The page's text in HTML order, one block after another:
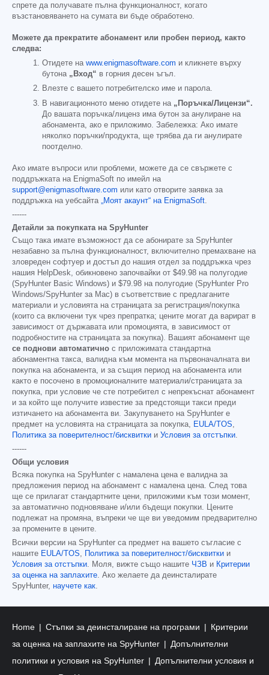
спрете да получавате пълна функционалност, когато
възстановяването на сумата ви бъде обработено.
Можете да прекратите абонамент или пробен период, както
следва:
Отидете на www.enigmasoftware.com и кликнете върху
бутона „Вход“ в горния десен ъгъл.
Влезте с вашето потребителско име и парола.
В навигационното меню отидете на „Поръчка/Лицензи“.
До вашата поръчка/лиценз има бутон за анулиране на
абонамента, ако е приложимо. Забележка: Ако имате
няколко поръчки/продукта, ще трябва да ги анулирате
поотделно.
Ако имате въпроси или проблеми, можете да се свържете с
поддръжката на EnigmaSoft по имейл на
support@enigmasoftware.com или като отворите заявка за
поддръжка на уебсайта
„Моят акаунт“ на EnigmaSoft
------
Детайли за покупката на SpyHunter
Също така имате възможност да се абонирате за SpyHunter
незабавно за пълна функционалност, включително премахване на
зловреден софтуер и достъп до нашия отдел за поддръжка чрез
нашия HelpDesk, обикновено започвайки от $49.98 на полугодие
(SpyHunter Basic Windows) и $79.98 на полугодие (SpyHunter Pro
Windows/SpyHunter за Mac) в съответствие с предлаганите
материали и условията на страницата за регистрация/покупка
(които са включени тук чрез препратка; цените могат да варират в
зависимост от държавата или промоцията, в зависимост от
подробностите на страницата за покупка). Вашият абонамент ще
се поднови автоматично с приложимата стандартна
абонаментна такса, валидна към момента на първоначалната ви
покупка на абонамента, и за същия период на абонамента или
както е посочено в промоционалните материали/страницата за
покупка, при условие че сте потребител с непрекъснат абонамент
и за който ще получите известие за предстоящи такси преди
изтичането на абонамента ви. Закупуването на SpyHunter е
предмет на условията на страницата за покупка,
EULA/TOS
Политика за поверителност/бисквитки и Условия за отстъпки
------
Общи условия
Всяка покупка на SpyHunter с намалена цена е валидна за
предложения период на абонамент с намалена цена. След това
ще се прилагат стандартните цени, приложими към този момент,
за автоматично подновяване и/или бъдещи покупки. Цените
подлежат на промяна, въпреки че ще ви уведомим предварително
за промените в цените.
Всички версии на SpyHunter са предмет на вашето съгласие с
нашите EULA/TOS Политика за поверителност/бисквитки и
Условия за отстъпки . Моля, вижте също нашите ЧЗВ и Критерии
за оценка на заплахите . Ако желаете да деинсталирате
SpyHunter, научете как
Home Стъпки за деинсталиране на програми
Критерии
за оценка на заплахите на SpyHunter
Допълнителни
политики и условия на SpyHunter
Допълнителни условия и